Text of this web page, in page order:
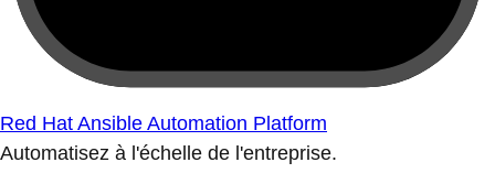
Red Hat Ansible Automation Platform
Automatisez à l'échelle de l'entreprise.